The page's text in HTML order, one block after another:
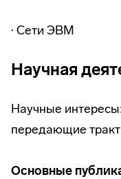
· Сети ЭВМ
Научная
Научные
передающие
Основные